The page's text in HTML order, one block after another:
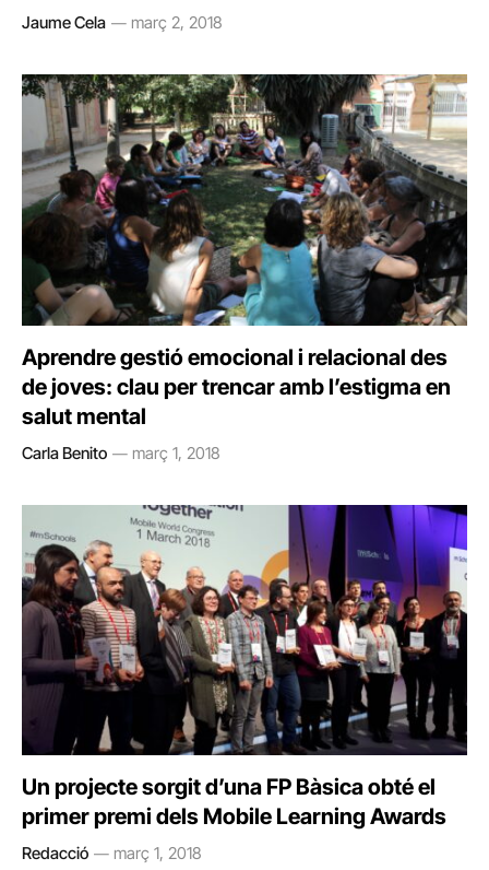
Jaume Cela març 2, 2018
Aprendre gestió emocional i relacional des
de joves: clau per trencar amb l’estigma en
salut mental
Carla Benito març 1, 2018
Un projecte sorgit d’una FP Bàsica obté el
primer premi dels Mobile Learning Awards
Redacció març 1, 2018